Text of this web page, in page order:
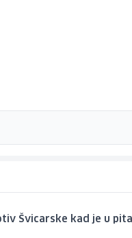
Švicarske kad je u